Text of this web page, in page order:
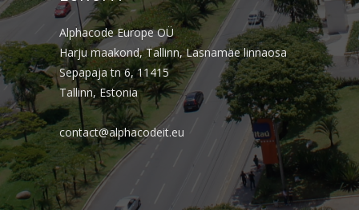
Alphacode Europe OÜ
Harju maakond, Tallinn, Lasnamäe linnaosa
Sepapaja tn 6, 11415
Tallinn, Estonia
contact@alphacodeit.eu